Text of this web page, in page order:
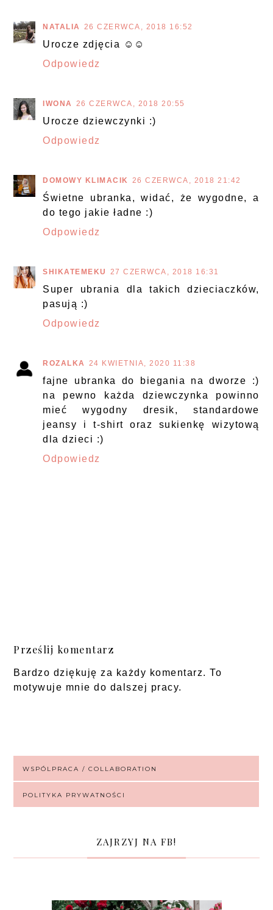
NATALIA 26 CZERWCA, 2018 16:52
Urocze zdjęcia ☺☺
Odpowiedz
IWONA 26 CZERWCA, 2018 20:55
Urocze dziewczynki :)
Odpowiedz
DOMOWY KLIMACIK 26 CZERWCA, 2018 21:42
Świetne ubranka, widać, że wygodne, a
do tego jakie ładne :)
Odpowiedz
SHIKATEMEKU 27 CZERWCA, 2018 16:31
Super ubrania dla takich dzieciaczków,
pasują :)
Odpowiedz
ROZALKA 24 KWIETNIA, 2020 11:38
fajne ubranka do biegania na dworze :)
na pewno każda dziewczynka powinno
mieć wygodny dresik, standardowe
jeansy i t-shirt oraz sukienkę wizytową
dla dzieci :)
Odpowiedz
Prześlij komentarz
Bardzo dziękuję za każdy komentarz. To
motywuje mnie do dalszej pracy.
WSPÓLPRACA / COLLABORATION
POLITYKA PRYWATNOŚCI
ZAJRZYJ NA FB!